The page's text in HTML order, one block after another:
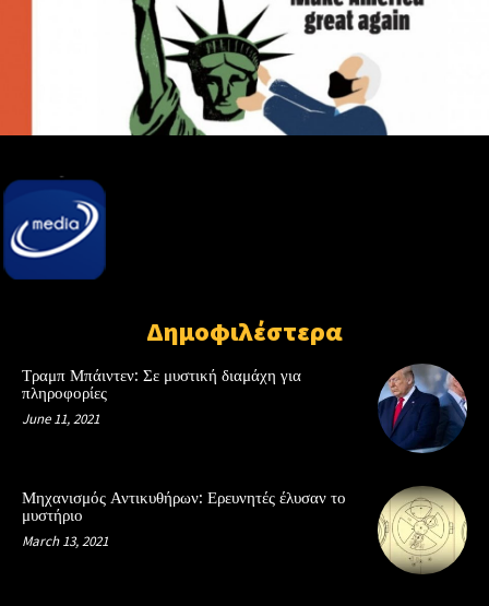
Δημοφιλέστερα
Τραμπ Μπάιντεν: Σε μυστική διαμάχη για
πληροφορίες
June 11, 2021
Μηχανισμός Αντικυθήρων: Ερευνητές έλυσαν το
μυστήριο
March 13, 2021